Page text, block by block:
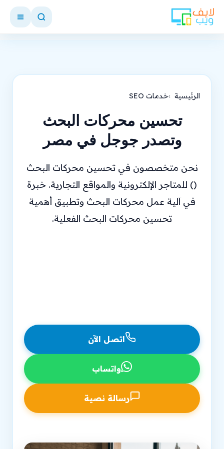
الرئيسية خدمات SEO
تحسين محركات البحث
وتصدر جوجل في مصر
نحن متخصصون في تحسين محركات البحث
() للمتاجر الإلكترونية والمواقع التجارية. خبرة
في آلية عمل محركات البحث وتطبيق أهمية
تحسين محركات البحث الفعلية.
اتصل الآن
واتساب
رسالة نصية